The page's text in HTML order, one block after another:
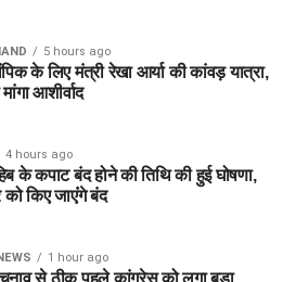
5 hours ago
के लिए मंत्री रेखा आर्या की कांवड़ यात्रा,
आशीर्वाद
4 hours ago
के कपाट बंद होने की तिथि की हुई घोषणा,
किए जाएंंगे बंद
1 hour ago
चुनाव से ठीक पहले कांग्रेस को लगा बड़ा